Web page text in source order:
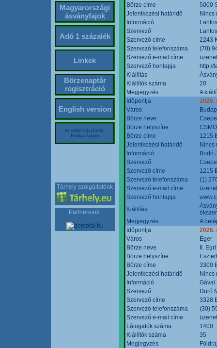
Magyarországi
ásványfajok
Adó 1 százalék
Linkek
Börzenaptár
regisztráció
English version
Az oldalt készítette:
Kriska Ádám
Tárhely szolgáltatónk
Partnereink:
Börze címe
5000
Jelentkezési határidő
Nincs
Információ
Szervező
Szervező címe
2243
Szervező telefonszáma
(70)
Szervező e-mail címe
Szervező honlapja
http://
Kiállítás
Kiállítók száma
20
Megjegyzés
A
Időpontja
2026.
Város
Börze neve
Börze helyszíne
Börze címe
1215
Jelentkezési határidő
Nincs
Információ
Bodó
Szervező
Szervező címe
1215
Szervező telefonszáma
(1)
Szervező e-mail címe
Szervező honlapja
Kiállítás
Megjegyzés
A
Időpontja
2026.
Város
Eger
Börze neve
II.
Börze helyszíne
Börze címe
3300
Jelentkezési határidő
Nincs
Információ
Gávai
Szervező
Duró
Szervező címe
3328
Szervező telefonszáma
(30)
Szervező e-mail címe
Látogatók száma
1400
Kiállítók száma
35
Megjegyzés